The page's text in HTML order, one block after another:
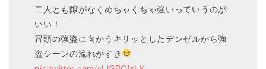
二人とも隙がなくめちゃくちゃ強いっていうのが
いい！
冒頭の強盗に向かうキリッとしたデンゼルから強
盗シーンの流れがすき